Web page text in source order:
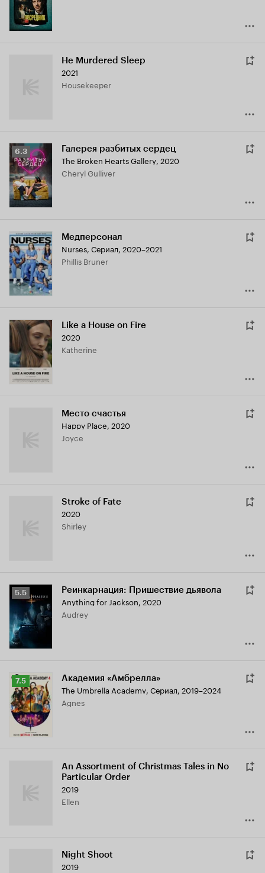
He Murdered Sleep
2021
Housekeeper
Рейтинг
Кинопоиска
6.3
6.3 Галерея разбитых сердец
The Broken Hearts Gallery, 2020
Cheryl Gulliver
Медперсонал
Nurses, Сериал, 2020–2021
Phillis Bruner
Like a House on Fire
2020
Katherine
Место счастья
Happy Place, 2020
Joyce
Stroke of Fate
2020
Shirley
Рейтинг
Кинопоиска
5.5
5.5 Реинкарнация: Пришествие дьявола
Anything for Jackson, 2020
Audrey
Рейтинг
Кинопоиска
7.5
7.5 Академия «Амбрелла»
The Umbrella Academy, Сериал, 2019–2024
Agnes
An Assortment of Christmas Tales in No
Particular Order
2019
Ellen
Night Shoot
2019